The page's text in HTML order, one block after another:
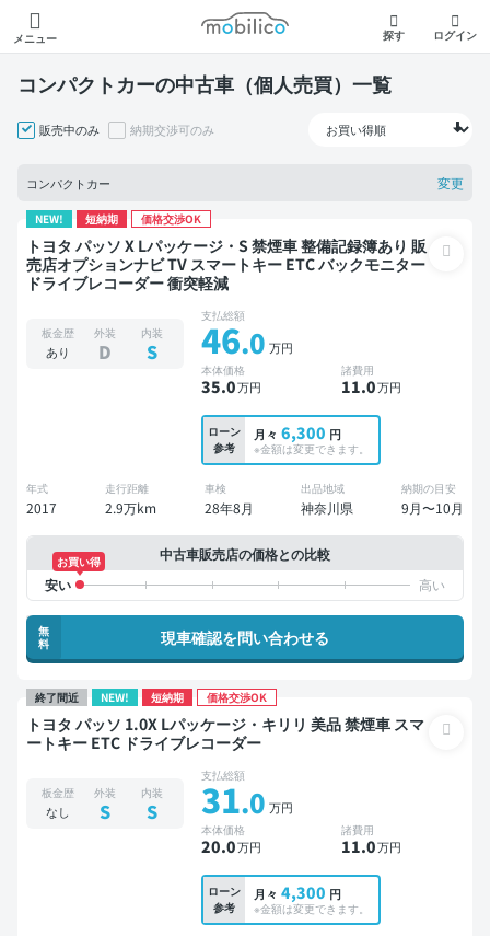
メニュー
モビリコ
探す ログイン
コンパクトカーの中古車（個人売買）一覧
販売中のみ 納期交渉可のみ
コンパクトカー 変更
NEW! 短納期 価格交渉OK
トヨタ パッソ X Lパッケージ・S 禁煙車 整備記録簿あり 販
売店オプションナビ TV スマートキー ETC バックモニター
ドライブレコーダー 衝突軽減
板金歴
あり
外装
D
内装
S
支払総額
46.0 万円
本体価格
35.0万円
諸費用
11.0万円
ローン
参考
月々 6,300 円
※金額は変更できます。
年式
2017
走行距離
2.9万km
車検
28年8月
出品地域
神奈川県
納期の目安
9月〜10月
中古車販売店の価格との比較
お買い得
無
料
現車確認を問い合わせる
終了間近 NEW! 短納期 価格交渉OK
トヨタ パッソ 1.0X Lパッケージ・キリリ 美品 禁煙車 スマ
ートキー ETC ドライブレコーダー
板金歴
なし
外装
S
内装
S
支払総額
31.0 万円
本体価格
20.0万円
諸費用
11.0万円
ローン
参考
月々 4,300 円
※金額は変更できます。